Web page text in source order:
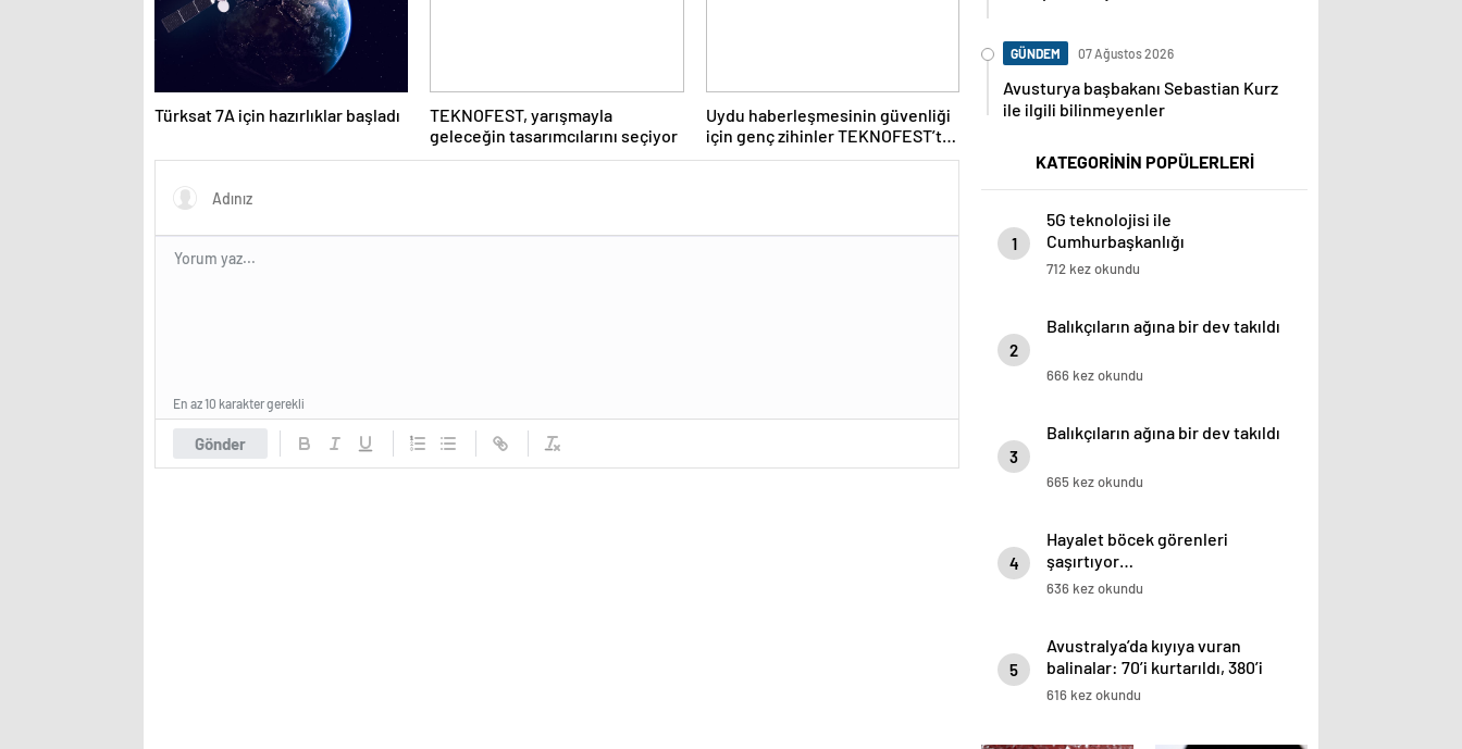
Türksat 7A için hazırlıklar başladı
TEKNOFEST, yarışmayla
geleceğin tasarımcılarını seçiyor
Uydu haberleşmesinin güvenliği
için genç zihinler TEKNOFEST’te
yarışıyor
Gönder
En az 10 karakter gerekli
GÜNDEM 07 Ağustos 2026
Avusturya başbakanı Sebastian Kurz
ile ilgili bilinmeyenler
KATEGORİNİN POPÜLERLERİ
1
5G teknolojisi ile
Cumhurbaşkanlığı
Külliyesi’ndeki konser AKM’ye
712 kez okundu
2
Balıkçıların ağına bir dev takıldı
666 kez okundu
3
Balıkçıların ağına bir dev takıldı
665 kez okundu
4
Hayalet böcek görenleri
şaşırtıyor…
636 kez okundu
5
Avustralya’da kıyıya vuran
balinalar: 70’i kurtarıldı, 380’i
öldü
616 kez okundu